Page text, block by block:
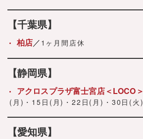
【千葉県】
柏店 1ヶ月間店休
【静岡県】
アクロスプラザ富士宮店＜LOCO＞
(月)・15日(月)・22日(月)・30日(火)
【愛知県】